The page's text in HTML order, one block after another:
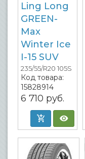
Ling Long
GREEN-
Max
Winter Ice
I-15 SUV
235/55/R20 105S
Код товара:
15828914
6 710 руб.